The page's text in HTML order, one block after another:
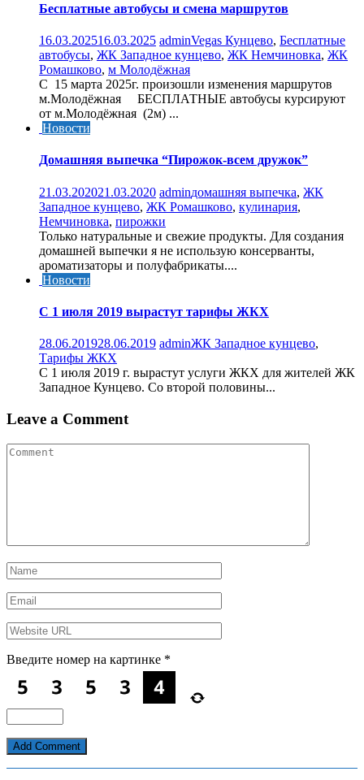
Бесплатные автобусы и смена маршрутов
16.03.202516.03.2025 adminVegas Кунцево, Бесплатные
автобусы, ЖК Западное кунцево, ЖК Немчиновка, ЖК
Ромашково, м Молодёжная
C 15 марта 2025г. произошли изменения маршрутов
м.Молодёжная БЕСПЛАТНЫЕ автобусы курсируют
от м.Молодёжная (2м) ...
Новости
Домашняя выпечка “Пирожок-всем дружок”
21.03.202021.03.2020 adminдомашняя выпечка, ЖК
Западное кунцево, ЖК Ромашково, кулинария,
Немчиновка, пирожки
Только натуральные и свежие продукты. Для создания
домашней выпечки я не использую консерванты,
ароматизаторы и полуфабрикаты....
Новости
С 1 июля 2019 вырастут тарифы ЖКХ
28.06.201928.06.2019 adminЖК Западное кунцево,
Тарифы ЖКХ
C 1 июля 2019 г. вырастут услуги ЖКХ для жителей ЖК
Западное Кунцево. Со второй половины...
Leave a Comment
Введите номер на картинке *